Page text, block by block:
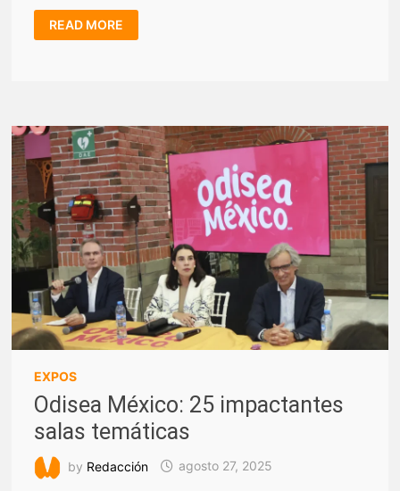
LAS
MANOS
DEL
READ MORE
EXPOS
Odisea México: 25 impactantes
salas temáticas
by Redacción agosto 27, 2025